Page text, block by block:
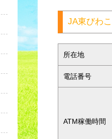
JA東びわこ
所在地
電話番号
ATM稼働時間